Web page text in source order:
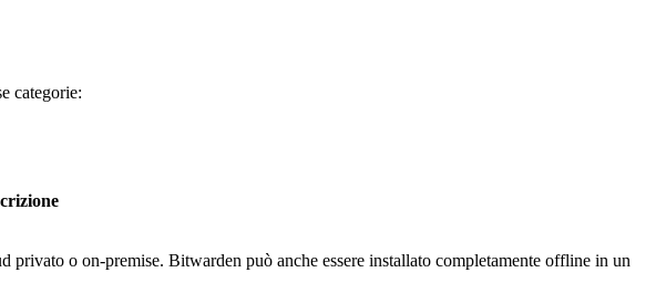
categorie:
o on-premise. Bitwarden può anche essere installato completamente offline in un